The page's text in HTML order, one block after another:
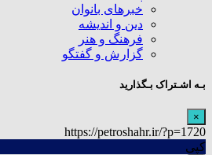
خبرهای بانوان
دین و اندیشه
فرهنگ و هنر
گزارش و گفتگو
بـه اشـتراک بـگذارید
×
https://petroshahr.ir/?p=1720
کپی